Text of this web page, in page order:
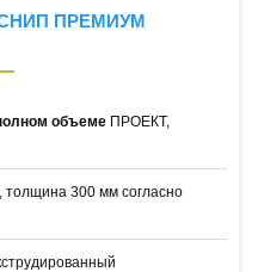
СНИП ПРЕМИУМ
объеме ПРОЕКТ,
300 мм согласно